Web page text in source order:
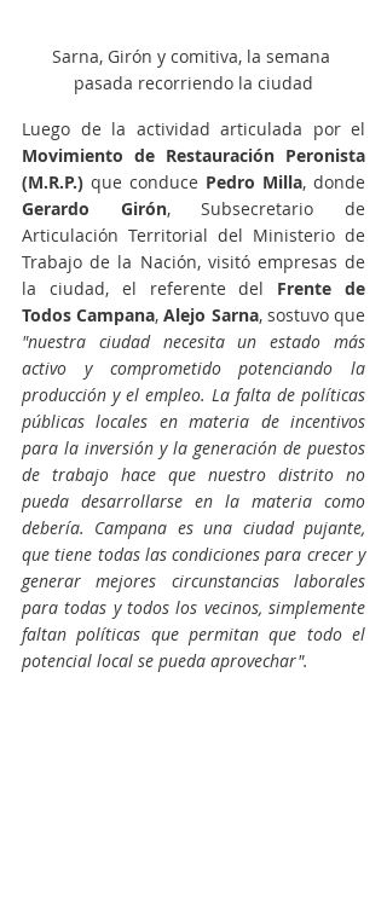
Sarna, Girón y comitiva, la semana
pasada recorriendo la ciudad
Movimiento de Restauración Peronista
(M.R.P.) que conduce Pedro Milla
Gerardo Girón, Subsecretario de
Articulación Territorial del Ministerio de
Trabajo de la Nación, visitó empresas de
la ciudad, el referente del Frente de
Todos Campana, Alejo Sarna
"nuestra ciudad necesita un estado más
activo y comprometido potenciando la
producción y el empleo. La falta de políticas
públicas locales en materia de incentivos
para la inversión y la generación de puestos
de trabajo hace que nuestro distrito no
pueda desarrollarse en la materia como
debería. Campana es una ciudad pujante,
que tiene todas las condiciones para crecer y
generar mejores circunstancias laborales
para todas y todos los vecinos, simplemente
faltan políticas que permitan que todo el
potencial local se pueda aprovechar".